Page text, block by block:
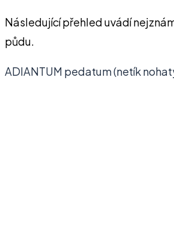
Následující přehled uvádí
půdu.
ADIANTUM pedatum (netík